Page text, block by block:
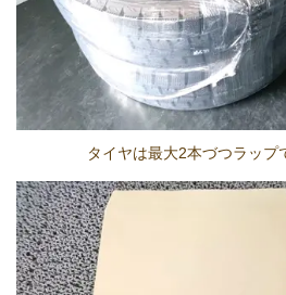
タイヤは最大2本づつラップ